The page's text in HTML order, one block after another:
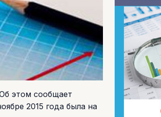
этом сообщает
2015 года была на